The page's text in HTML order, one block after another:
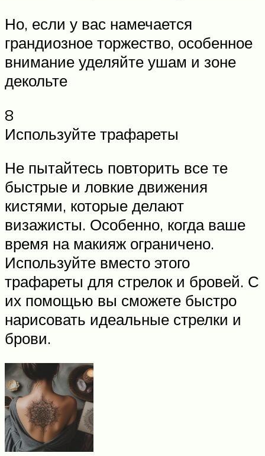
Но, если у вас намечается
грандиозное торжество, особенное
внимание уделяйте ушам и зоне
декольте
8
Используйте трафареты
Не пытайтесь повторить все те
быстрые и ловкие движения
кистями, которые делают
визажисты. Особенно, когда ваше
время на макияж ограничено.
Используйте вместо этого
трафареты для стрелок и бровей. С
их помощью вы сможете быстро
нарисовать идеальные стрелки и
брови.